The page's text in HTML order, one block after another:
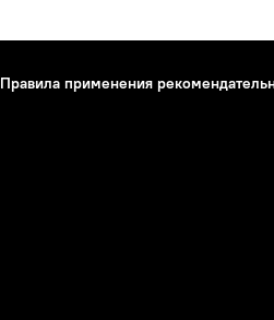
Правила применения